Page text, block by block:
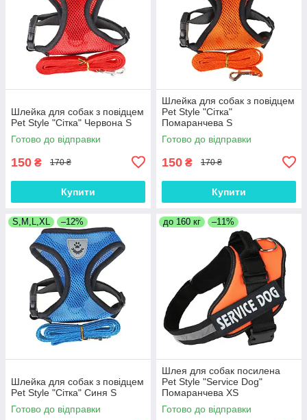
Шлейка для собак з повідцем
Pet Style "Сітка" Червона S
Готово до відправки
150 ₴ 170 ₴
Купити
Шлейка для собак з повідцем
Pet Style "Сітка"
Помаранчева S
Готово до відправки
150 ₴ 170 ₴
Купити
S,M,L,XL –12%
Шлейка для собак з повідцем
Pet Style "Сітка" Синя S
Готово до відправки
до 160 кг –11%
Шлея для собак посилена
Pet Style "Service Dog"
Помаранчева XS
Готово до відправки